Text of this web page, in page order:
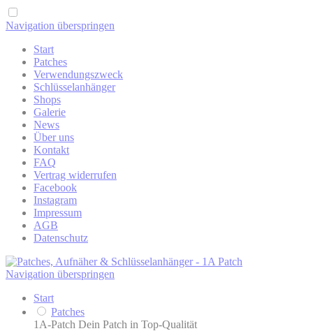
Navigation überspringen
Start
Patches
Verwendungszweck
Schlüsselanhänger
Shops
Galerie
News
Über uns
Kontakt
FAQ
Vertrag widerrufen
Facebook
Instagram
Impressum
AGB
Datenschutz
Navigation überspringen
Start
Patches
1A-Patch Dein Patch in Top-Qualität